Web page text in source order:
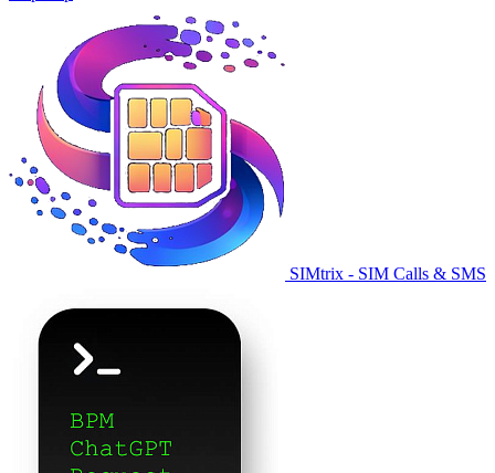
SIMtrix - SIM Calls & SMS